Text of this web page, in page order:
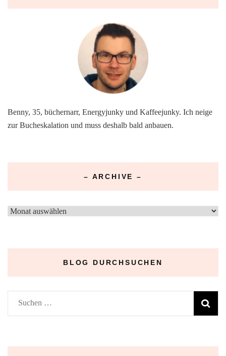
Benny, 35, büchernarr, Energyjunky und Kaffeejunky. Ich neige
zur Bucheskalation und muss deshalb bald anbauen.
– ARCHIVE –
–
BLOG DURCHSUCHEN
Suchen
nach: